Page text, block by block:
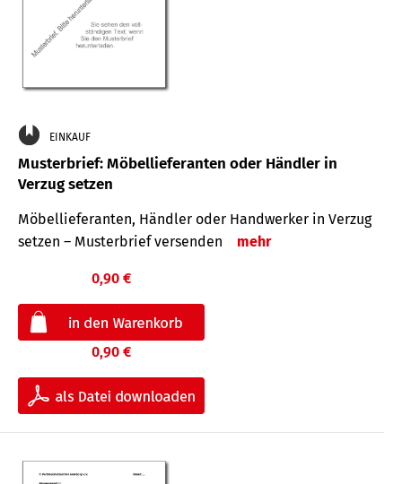
EINKAUF
Musterbrief: Möbellieferanten oder Händler in
Verzug setzen
Möbellieferanten, Händler oder Handwerker in Verzug
setzen – Musterbrief versenden
mehr
0,90 €
0,90 €